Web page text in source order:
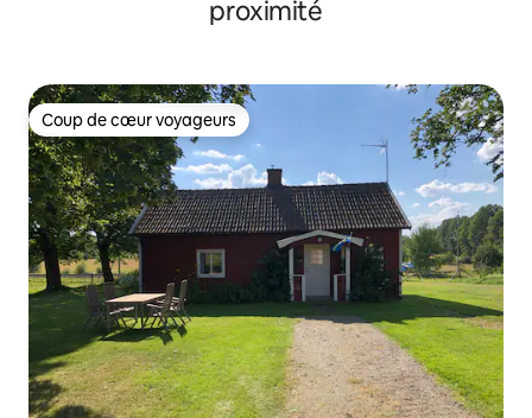
proximité
Coup de cœur voyageurs
Coup de cœur voyageurs